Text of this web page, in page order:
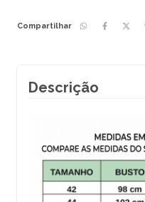
Compartilhar
Descrição